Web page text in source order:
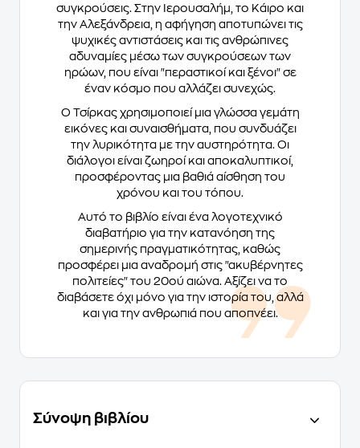
συγκρούσεις. Στην Ιερουσαλήμ, το Κάιρο και
την Αλεξάνδρεια, η αφήγηση αποτυπώνει τις
ψυχικές αντιστάσεις και τις ανθρώπινες
αδυναμίες μέσω των συγκρούσεων των
ηρώων, που είναι "περαστικοί και ξένοι" σε
έναν κόσμο που αλλάζει συνεχώς.
Ο Τσίρκας χρησιμοποιεί μια γλώσσα γεμάτη
εικόνες και συναισθήματα, που συνδυάζει
την λυρικότητα με την αυστηρότητα. Οι
διάλογοι είναι ζωηροί και αποκαλυπτικοί,
προσφέροντας μια βαθιά αίσθηση του
χρόνου και του τόπου.
Αυτό το βιβλίο είναι ένα λογοτεχνικό
διαβατήριο για την κατανόηση της
σημερινής πραγματικότητας, καθώς
προσφέρει μια αναδρομή στις "ακυβέρνητες
πολιτείες" του 20ού αιώνα. Αξίζει να το
διαβάσετε όχι μόνο για την ιστορία του, αλλά
και για την ανθρωπιά που αποπνέει.
Σύνοψη βιβλίου